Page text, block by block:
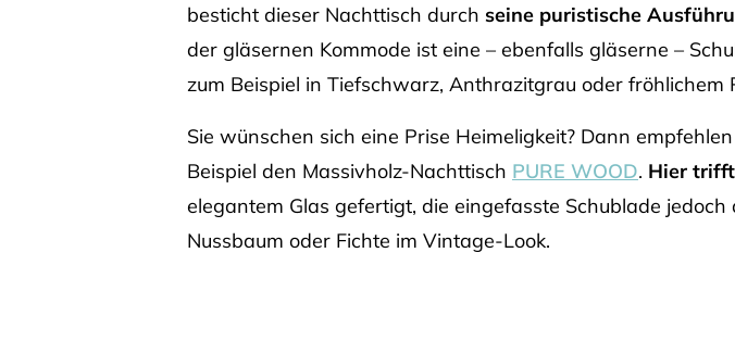
besticht dieser Nachttisch durch seine puristische
der gläsernen Kommode ist eine – ebenfalls gläserne –
zum Beispiel in Tiefschwarz, Anthrazitgrau oder fröhlichem
Sie wünschen sich eine Prise Heimeligkeit? Dann
Beispiel den Massivholz-Nachttisch PURE WOOD. Hier
elegantem Glas gefertigt, die eingefasste Schublade
Nussbaum oder Fichte im Vintage-Look.